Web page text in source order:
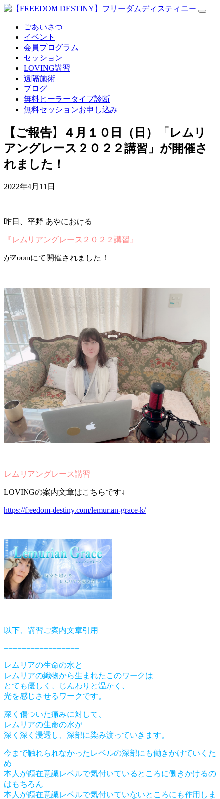
ごあいさつ
イベント
会員プログラム
セッション
LOVING講習
遠隔施術
ブログ
無料ヒーラータイプ診断
無料セッションお申し込み
【ご報告】４月１０日（日）「レムリ
アングレース２０２２講習」が開催さ
れました！
2022年4月11日
昨日、平野 あやにおける
『レムリアングレース２０２２講習』
がZoomにて開催されました！
レムリアングレース講習
LOVINGの案内文章はこちらです↓
https://freedom-destiny.com/lemurian-grace-k/
以下、講習ご案内文章引用
=================
レムリアの生命の水と
レムリアの織物から生まれたこのワークは
とても優しく、じんわりと温かく、
光を感じさせるワークです。
深く傷ついた痛みに対して、
レムリアの生命の水が
深く深く浸透し、深部に染み渡っていきます。
今まで触れられなかったレベルの深部にも働きかけていくた
め
本人が顕在意識レベルで気付いているところに働きかけるの
はもちろん
本人が顕在意識レベルで気付いていないところにも作用しま